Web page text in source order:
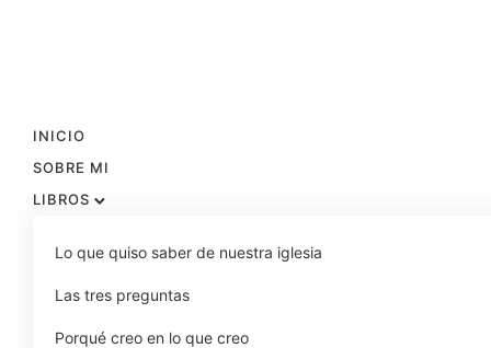
INICIO
SOBRE MI
LIBROS
Lo que quiso saber de nuestra iglesia
Las tres preguntas
Porqué creo en lo que creo